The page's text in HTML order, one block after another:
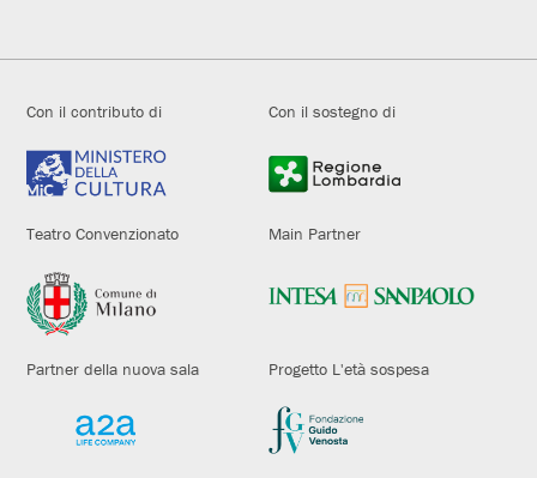
Con il contributo di Con il sostegno di
Teatro Convenzionato Main Partner
Partner della nuova sala Progetto L'età sospesa